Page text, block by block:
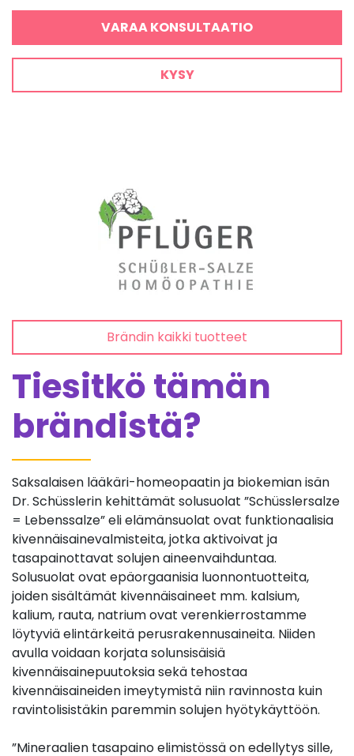
VARAA KONSULTAATIO
KYSY
Brändin kaikki tuotteet
Tiesitkö tämän
brändistä?
Saksalaisen lääkäri-homeopaatin ja biokemian isän
Dr. Schüsslerin kehittämät solusuolat ”Schüsslersalze
= Lebenssalze” eli elämänsuolat ovat funktionaalisia
kivennäisainevalmisteita, jotka aktivoivat ja
tasapainottavat solujen aineenvaihduntaa.
Solusuolat ovat epäorgaanisia luonnontuotteita,
joiden sisältämät kivennäisaineet mm. kalsium,
kalium, rauta, natrium ovat verenkierrostamme
löytyviä elintärkeitä perusrakennusaineita. Niiden
avulla voidaan korjata solunsisäisiä
kivennäisainepuutoksia sekä tehostaa
kivennäisaineiden imeytymistä niin ravinnosta kuin
ravintolisistäkin paremmin solujen hyötykäyttöön.
”Mineraalien tasapaino elimistössä on edellytys sille,